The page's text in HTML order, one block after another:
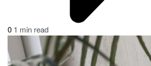
0 1 min read